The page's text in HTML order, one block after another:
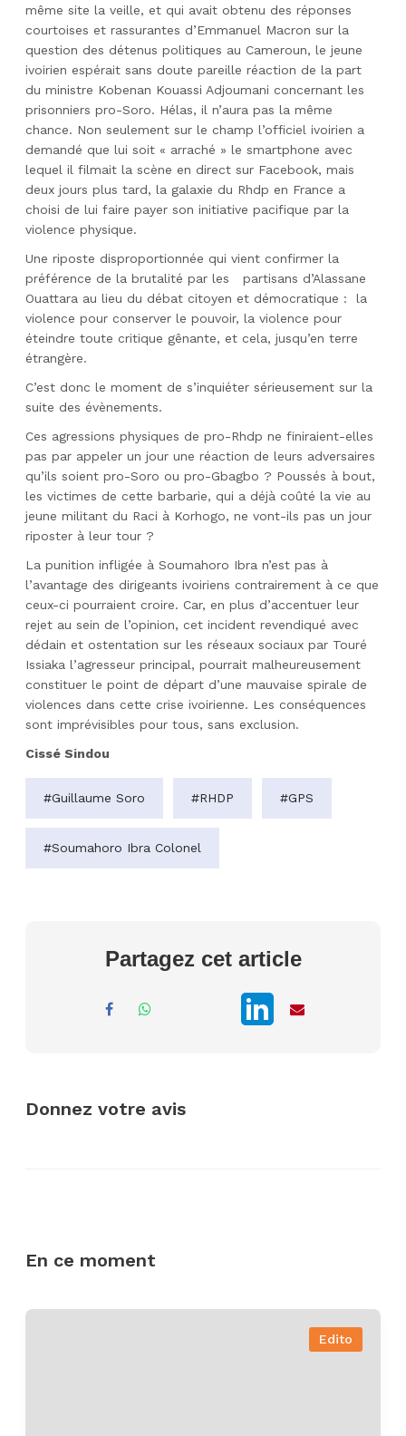
même site la veille, et qui avait obtenu des réponses
courtoises et rassurantes d’Emmanuel Macron sur la
question des détenus politiques au Cameroun, le jeune
ivoirien espérait sans doute pareille réaction de la part
du ministre Kobenan Kouassi Adjoumani concernant les
prisonniers pro-Soro. Hélas, il n’aura pas la même
chance. Non seulement sur le champ l’officiel ivoirien a
demandé que lui soit « arraché » le smartphone avec
lequel il filmait la scène en direct sur Facebook, mais
deux jours plus tard, la galaxie du Rhdp en France a
choisi de lui faire payer son initiative pacifique par la
violence physique.
Une riposte disproportionnée qui vient confirmer la
préférence de la brutalité par les partisans d’Alassane
Ouattara au lieu du débat citoyen et démocratique : la
violence pour conserver le pouvoir, la violence pour
éteindre toute critique gênante, et cela, jusqu’en terre
étrangère.
C’est donc le moment de s’inquiéter sérieusement sur la
suite des évènements.
Ces agressions physiques de pro-Rhdp ne finiraient-elles
pas par appeler un jour une réaction de leurs adversaires
qu’ils soient pro-Soro ou pro-Gbagbo ? Poussés à bout,
les victimes de cette barbarie, qui a déjà coûté la vie au
jeune militant du Raci à Korhogo, ne vont-ils pas un jour
riposter à leur tour ?
La punition infligée à Soumahoro Ibra n’est pas à
l’avantage des dirigeants ivoiriens contrairement à ce que
ceux-ci pourraient croire. Car, en plus d’accentuer leur
rejet au sein de l’opinion, cet incident revendiqué avec
dédain et ostentation sur les réseaux sociaux par Touré
Issiaka l’agresseur principal, pourrait malheureusement
constituer le point de départ d’une mauvaise spirale de
violences dans cette crise ivoirienne. Les conséquences
sont imprévisibles pour tous, sans exclusion.
Cissé Sindou
#Guillaume Soro #RHDP #GPS
#Soumahoro Ibra Colonel
Partagez cet article
Donnez votre avis
En ce moment
Edito